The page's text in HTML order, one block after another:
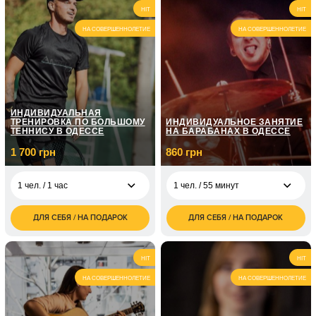
2 чел. / 2 часа
7 400
грн
1 чел. / 2,5 часа
2 200
грн
6 500
грн
HIT
НА СОВЕРШЕННОЛЕТИЕ
ИНДИВИДУАЛЬНАЯ
ТРЕНИРОВКА ПО БОЛЬШОМУ
ТЕННИСУ В ОДЕССЕ
1 700 грн
1 чел. / 1 час
1 700
грн
2 чел. / 1 час
2 100
грн
ДЛЯ СЕБЯ / НА ПОДАРОК
HIT
НА СОВЕРШЕННОЛЕТИЕ
ИНДИВИДУАЛЬНОЕ ЗАНЯТИЕ
НА БАРАБАНАХ В ОДЕССЕ
860 грн
1 чел. / 55 минут
грн
1 720
грн
1 чел. / 4 занятий по
2 990
ДЛЯ СЕБЯ / НА ПОДАРОК
HIT
НА СОВЕРШЕННОЛЕТИЕ
HIT
НА СОВЕРШЕННОЛЕТИЕ